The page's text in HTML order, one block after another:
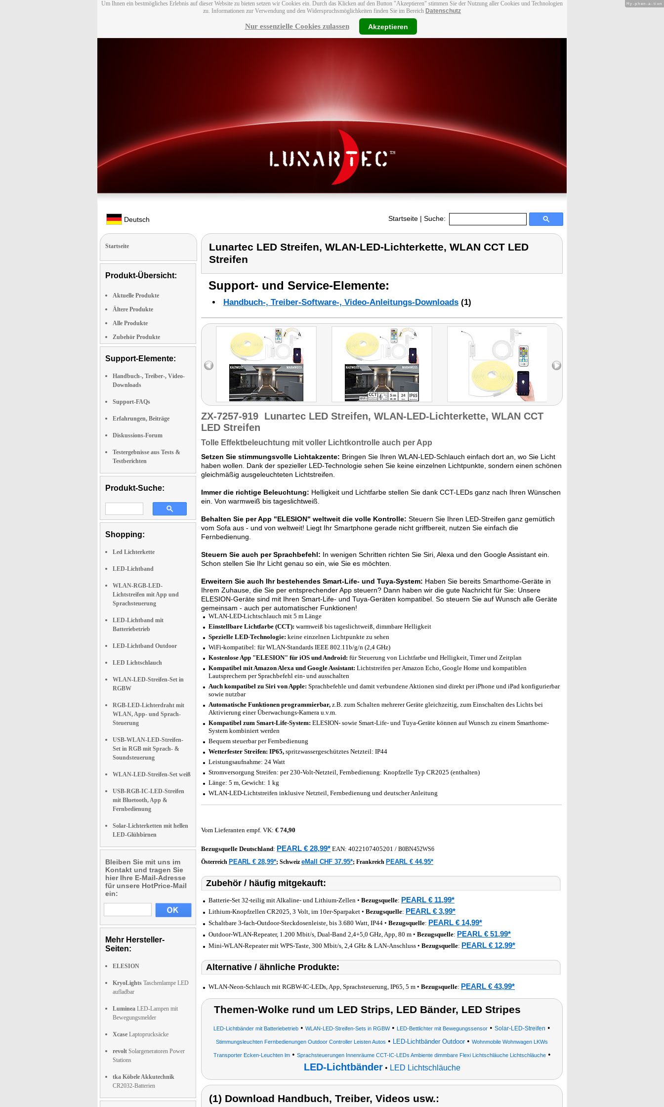
Um Ihnen ein bestmögliches Erlebnis auf dieser Website zu bieten setzen wir Cookies ein. Durch das Klicken auf den Button "Akzeptieren" stimmen Sie der Nutzung aller Cookies und Technologien
zu. Informationen zur Verwendung und den Widerspruchsmöglichkeiten finden Sie im Bereich Datenschutz
Nur essenzielle Cookies zulassen Akzeptieren
Deutsch Startseite | Suche:
Startseite
Produkt-Übersicht:
Aktuelle Produkte
Ältere Produkte
Alle Produkte
Zubehör Produkte
Support-Elemente:
Handbuch-, Treiber-, Video-
Downloads
Support-FAQs
Erfahrungen, Beiträge
Diskussions-Forum
Testergebnisse aus Tests &
Testberichten
Produkt-Suche:
Shopping:
Led Lichterkette
LED-Lichtband
WLAN-RGB-LED-
Lichtstreifen mit App und
Sprachsteuerung
LED-Lichtband mit
Batteriebetrieb
LED-Lichtband Outdoor
LED Lichtschlauch
WLAN-LED-Streifen-Set in
RGBW
RGB-LED-Lichterdraht mit
WLAN, App- und Sprach-
Steuerung
USB-WLAN-LED-Streifen-
Set in RGB mit Sprach- &
Soundsteuerung
WLAN-LED-Streifen-Set weiß
USB-RGB-IC-LED-Streifen
mit Bluetooth, App &
Fernbedienung
Solar-Lichterketten mit hellen
LED-Glühbirnen
Bleiben Sie mit uns im
Kontakt und tragen Sie
hier Ihre E-Mail-Adresse
für unsere HotPrice-Mail
ein:
Mehr Hersteller-
Seiten:
ELESION
KryoLights Taschenlampe LED
aufladbar
Luminea LED-Lampen mit
Bewegungsmelder
Xcase Laptoprucksäcke
revolt Solargeneratoren Power
Stations
tka Köbele Akkutechnik
CR2032-Batterien
Lunartec LED Streifen, WLAN-LED-Lichterkette, WLAN CCT LED
Streifen
Support- und Service-Elemente:
Handbuch-, Treiber-Software-, Video-Anleitungs-Downloads (1)
ZX-7257-919 Lunartec LED Streifen, WLAN-LED-Lichterkette, WLAN CCT
LED Streifen
Tolle Effektbeleuchtung mit voller Lichtkontrolle auch per App
Setzen Sie stimmungsvolle Lichtakzente: Bringen Sie Ihren WLAN-LED-Schlauch einfach dort an, wo Sie Licht
haben wollen. Dank der spezieller LED-Technologie sehen Sie keine einzelnen Lichtpunkte, sondern einen schönen
gleichmäßig ausgeleuchteten Lichtstreifen.
Immer die richtige Beleuchtung: Helligkeit und Lichtfarbe stellen Sie dank CCT-LEDs ganz nach Ihren Wünschen
ein. Von warmweiß bis tageslichtweiß.
Behalten Sie per App "ELESION" weltweit die volle Kontrolle: Steuern Sie Ihren LED-Streifen ganz gemütlich
vom Sofa aus - und von weltweit! Liegt Ihr Smartphone gerade nicht griffbereit, nutzen Sie einfach die
Fernbedienung.
Steuern Sie auch per Sprachbefehl: In wenigen Schritten richten Sie Siri, Alexa und den Google Assistant ein.
Schon stellen Sie Ihr Licht genau so ein, wie Sie es möchten.
Erweitern Sie auch Ihr bestehendes Smart-Life- und Tuya-System: Haben Sie bereits Smarthome-Geräte in
Ihrem Zuhause, die Sie per entsprechender App steuern? Dann haben wir die gute Nachricht für Sie: Unsere
ELESION-Geräte sind mit Ihren Smart-Life- und Tuya-Geräten kompatibel. So steuern Sie auf Wunsch alle Geräte
gemeinsam - auch per automatischer Funktionen!
WLAN-LED-Lichtschlauch mit 5 m Länge
Einstellbare Lichtfarbe (CCT): warmweiß bis tageslichtweiß, dimmbare Helligkeit
Spezielle LED-Technologie: keine einzelnen Lichtpunkte zu sehen
WiFi-kompatibel: für WLAN-Standards IEEE 802.11b/g/n (2,4 GHz)
Kostenlose App "ELESION" für iOS und Android: für Steuerung von Lichtfarbe und Helligkeit, Timer und Zeitplan
Kompatibel mit Amazon Alexa und Google Assistant: Lichtstreifen per Amazon Echo, Google Home und kompatiblen
Lautsprechern per Sprachbefehl ein- und ausschalten
Auch kompatibel zu Siri von Apple: Sprachbefehle und damit verbundene Aktionen sind direkt per iPhone und iPad konfigurierbar
sowie nutzbar
Automatische Funktionen programmierbar, z.B. zum Schalten mehrerer Geräte gleichzeitig, zum Einschalten des Lichts bei
Aktivierung einer Überwachungs-Kamera u.v.m.
Kompatibel zum Smart-Life-System: ELESION- sowie Smart-Life- und Tuya-Geräte können auf Wunsch zu einem Smarthome-
System kombiniert werden
Bequem steuerbar per Fernbedienung
Wetterfester Streifen: IP65, spritzwassergeschütztes Netzteil: IP44
Leistungsaufnahme: 24 Watt
Stromversorgung Streifen: per 230-Volt-Netzteil, Fernbedienung: Knopfzelle Typ CR2025 (enthalten)
Länge: 5 m, Gewicht: 1 kg
WLAN-LED-Lichtstreifen inklusive Netzteil, Fernbedienung und deutscher Anleitung
Vom Lieferanten empf. VK: € 74,90
Bezugsquelle Deutschland: PEARL € 28,99* EAN: 4022107405201 / B0BN452WS6
Österreich PEARL € 28,99*; Schweiz eMall CHF 37.95*; Frankreich PEARL € 44,95*
Zubehör / häufig mitgekauft:
Batterie-Set 32-teilig mit Alkaline- und Lithium-Zellen • Bezugsquelle: PEARL € 11,99*
Lithium-Knopfzellen CR2025, 3 Volt, im 10er-Sparpaket • Bezugsquelle: PEARL € 3,99*
Schaltbare 3-fach-Outdoor-Steckdosenleiste, bis 3.680 Watt, IP44 • Bezugsquelle: PEARL € 14,99*
Outdoor-WLAN-Repeater, 1.200 Mbit/s, Dual-Band 2,4+5,0 GHz, App, 80 m • Bezugsquelle: PEARL € 51,99*
Mini-WLAN-Repeater mit WPS-Taste, 300 Mbit/s, 2,4 GHz & LAN-Anschluss • Bezugsquelle: PEARL € 12,99*
Alternative / ähnliche Produkte:
WLAN-Neon-Schlauch mit RGBW-IC-LEDs, App, Sprachsteuerung, IP65, 5 m • Bezugsquelle: PEARL € 43,99*
Themen-Wolke rund um LED Strips, LED Bänder, LED Stripes
LED-Lichtbänder mit Batteriebetrieb • WLAN-LED-Streifen-Sets in RGBW• LED-Bettlichter mit Bewegungssensor • Solar-LED-Streifen •
Stimmungsleuchten Fernbedienungen Outdoor Controller Leisten Autos • LED-Lichtbänder Outdoor• Wohnmobile Wohnwagen LKWs
Transporter Ecken-Leuchten lm• Sprachsteuerungen Innenräume CCT-IC-LEDs Ambiente dimmbare Flexi Lichtschläuche Lichtschläuche•
LED-Lichtbänder• LED Lichtschläuche
(1) Download Handbuch, Treiber, Videos usw.:
Hy-phen-a-tion